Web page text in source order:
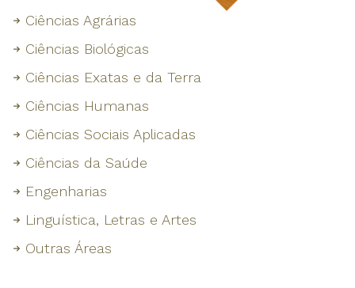
Ciências Agrárias
Ciências Biológicas
Ciências Exatas e da Terra
Ciências Humanas
Ciências Sociais Aplicadas
Ciências da Saúde
Engenharias
Linguística, Letras e Artes
Outras Áreas